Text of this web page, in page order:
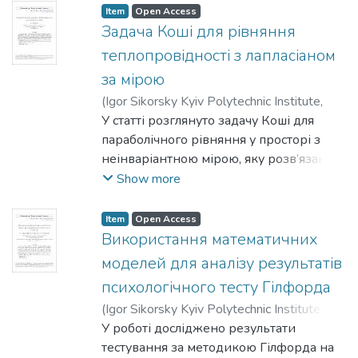
Колмогорова–Нікольського). Ці класи,
породжені послідовністю {ψ(k)}∞k=0,
ψ(k) = ψ1(k) + iψ2(k), є аналогами класів
диференційовних функцій, що були
введені О. І. Степанцем. На
послідовності ψ1(k) та ψ2(k)
накладаються умови Боаса–
Теляковського. Відхилення поліномів
розглядається в рівномірній метриці.
Item Open Access
Задача Коші для рівняння
теплопровідності з лапласіаном
за мірою
(Igor Sikorsky Kyiv Polytechnic Institute,
2018)Якимець, Д. М.
У статті розглянуто задачу Коші для
параболічного рівняння у просторі з
неінваріантною мірою, яку розв’язано
для певних окремих випадків і в
існування і єдиність її розв’язку в
необмеженій області. Розв’язки для
окремих випадків отримані за
допомогою перетворення Фур’є, тоді як
для розв’язання у загальному випадку
використовується метод параметриксу.
Для постановки задачі Коші
використовується оператор Лапласа,
Show more
Item Open Access
Використання математичних
моделей для аналізу результатів
психологічного тесту Гілфорда
(Igor Sikorsky Kyiv Polytechnic Institute
2018)Диховичний, Олександр
Олександрович;Круглова, Наталія
У роботі досліджено результати
тестування за методикою Гілфорда на